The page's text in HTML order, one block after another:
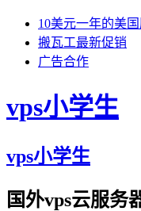
10美元一年的美
搬瓦工最新促销
广告合作
vps小学生
vps小学生
国外vps云服务